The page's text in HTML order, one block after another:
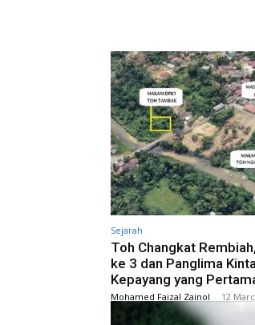
Sejarah
Toh Changkat
ke 3 dan Panglima
Kepayang yang
Mohamed Faizal Zainol - 12